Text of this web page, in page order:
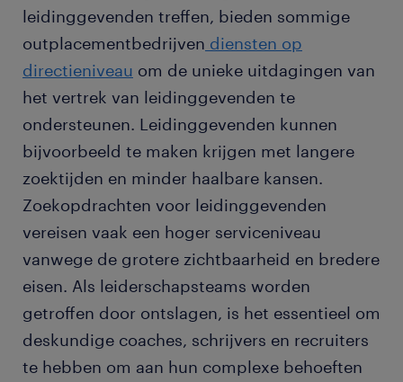
leidinggevenden treffen, bieden sommige
outplacementbedrijven diensten op
directieniveau om de unieke uitdagingen van
het vertrek van leidinggevenden te
ondersteunen. Leidinggevenden kunnen
bijvoorbeeld te maken krijgen met langere
zoektijden en minder haalbare kansen.
Zoekopdrachten voor leidinggevenden
vereisen vaak een hoger serviceniveau
vanwege de grotere zichtbaarheid en bredere
eisen. Als leiderschapsteams worden
getroffen door ontslagen, is het essentieel om
deskundige coaches, schrijvers en recruiters
te hebben om aan hun complexe behoeften